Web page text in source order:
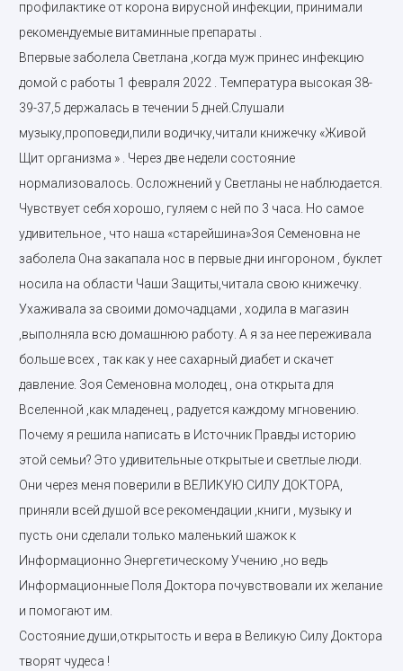
профилактике от корона вирусной инфекции, принимали
рекомендуемые витаминные препараты .
Впервые заболела Светлана ,когда муж принес инфекцию
домой с работы 1 февраля 2022 . Температура высокая 38-
39-37,5 держалась в течении 5 дней.Слушали
музыку,проповеди,пили водичку,читали книжечку «Живой
Щит организма » . Через две недели состояние
нормализовалось. Осложнений у Светланы не наблюдается.
Чувствует себя хорошо, гуляем с ней по 3 часа. Но самое
удивительное , что наша «старейшина»Зоя Семеновна не
заболела Она закапала нос в первые дни ингороном , буклет
носила на области Чаши Защиты,читала свою книжечку.
Ухаживала за своими домочадцами , ходила в магазин
,выполняла всю домашнюю работу. А я за нее переживала
больше всех , так как у нее сахарный диабет и скачет
давление. Зоя Семеновна молодец , она открыта для
Вселенной ,как младенец , радуется каждому мгновению.
Почему я решила написать в Источник Правды историю
этой семьи? Это удивительные открытые и светлые люди.
Они через меня поверили в ВЕЛИКУЮ СИЛУ ДОКТОРА,
приняли всей душой все рекомендации ,книги , музыку и
пусть они сделали только маленький шажок к
Информационно Энергетическому Учению ,но ведь
Информационные Поля Доктора почувствовали их желание
и помогают им.
Состояние души,открытость и вера в Великую Силу Доктора
творят чудеса !